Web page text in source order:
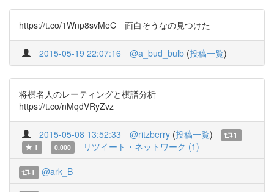
https://t.co/1Wnp8svMeC 面白そうなの見つけた
2015-05-19 22:07:16 @a_bud_bulb (投稿一覧)
将棋名人のレーティングと棋譜分析
https://t.co/nMqdVRyZvz
2015-05-08 13:52:33 @ritzberry (投稿一覧)
1
1
0.000 リツイート・ネットワーク (1)
1 @ark_B